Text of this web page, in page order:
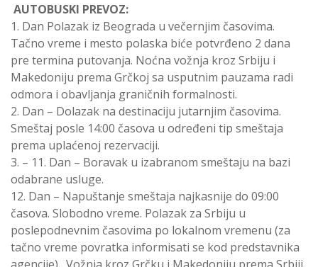
AUTOBUSKI PREVOZ:
1. Dan Polazak iz Beograda u večernjim časovima.
Tačno vreme i mesto polaska biće potvrđeno 2 dana
pre termina putovanja. Noćna vožnja kroz Srbiju i
Makedoniju prema Grčkoj sa usputnim pauzama radi
odmora i obavljanja graničnih formalnosti.
2. Dan – Dolazak na destinaciju jutarnjim časovima.
Smeštaj posle 14:00 časova u određeni tip smeštaja
prema uplaćenoj rezervaciji.
3. – 11. Dan – Boravak u izabranom smeštaju na bazi
odabrane usluge.
12. Dan – Napuštanje smeštaja najkasnije do 09:00
časova. Slobodno vreme. Polazak za Srbiju u
poslepodnevnim časovima po lokalnom vremenu (za
tačno vreme povratka informisati se kod predstavnika
agencije). Vožnja kroz Grčku i Makedoniju prema Srbiji.